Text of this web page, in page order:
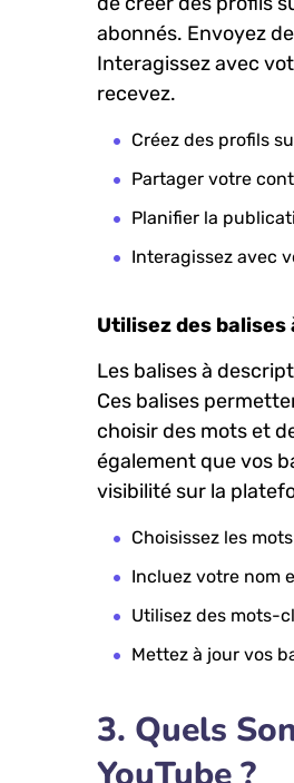
abonnés. Envoyez
Interagissez avec
recevez.
Créez des ⁢profils
Partager votre
Planifier‍ la
Interagissez avec
Utilisez des
Les balises à
Ces balises
choisir des mots et
également​ que vos
visibilité sur la
Choisissez les
Incluez⁤ votre ‍nom
Utilisez des mots-
Mettez à jour vos
3. Quels